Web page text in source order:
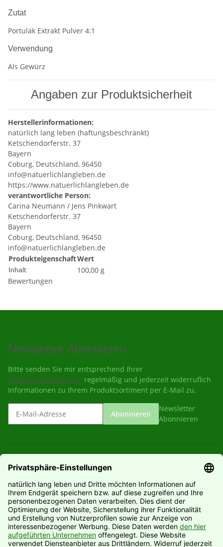
Zutat
Portulak Extrakt Pulver 4:1
Verwendung
Als Gewürz
Angaben zur Produktsicherheit
Herstellerinformationen:
natürlich lang leben (haftungsbeschränkt)
Ketschendorferstr. 37
Bayern
Coburg, Deutschland, 96450
info@natuerlichlangleben.de
https://www.natuerlichlangleben.de
verantwortliche Person:
Carina Neumann / Jens Pinkwart
Ketschendorferstr. 37
Bayern
Coburg, Deutschland, 96450
info@natuerlichlangleben.de
ProdukteigenschaftWert
Inhalt:
100,00 g
Bewertungen
Newsletter Abonnieren
Bitte senden Sie mir entsprechend Ihrer
Datenschutzerklärung regelmäßig und jederzeit widerruflich
Informationen zu Ihrem Produktsortiment per E-Mail zu.
Abonnieren
Newsletter
Abonnieren
Informationen
Hersteller